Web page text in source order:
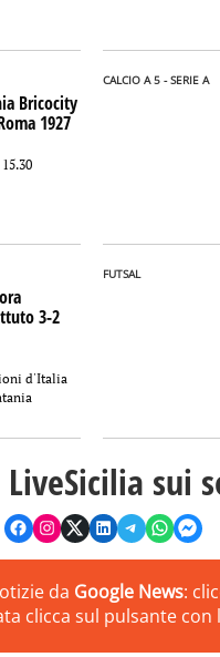
Bricocity
1927
CALCIO A 5 - SERIE A
3-2
d'Italia
FUTSAL
LiveSicilia sui
da Google News:
clicca sul pulsante con